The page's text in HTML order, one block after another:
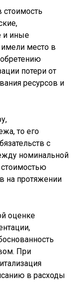
и иные
место в
потери от
ресурсов и
то его
с
номинальной
стоимостью
на протяжении
оценке
При
в расходы